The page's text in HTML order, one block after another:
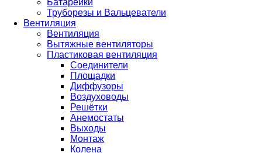
Батарейки
Труборезы и Вальцеватели
Вентиляция
Вентиляция
Вытяжные вентиляторы
Пластиковая вентиляция
Соединители
Площадки
Диффузоры
Воздуховоды
Решётки
Анемостаты
Выходы
Монтаж
Колена